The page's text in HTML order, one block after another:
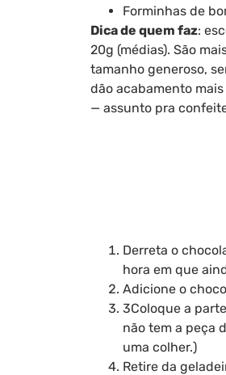
Forminhas de
Dica de quem faz:
20g (médias). São
tamanho generoso,
dão acabamento
— assunto pra
Derreta o
hora em que
Adicione o
3Coloque a
não tem a peça
uma colher.)
Retire da